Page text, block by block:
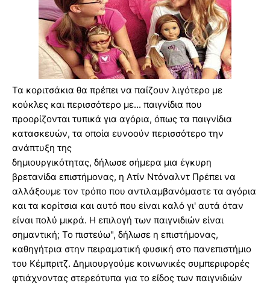
Τα κοριτσάκια θα πρέπει να παίζουν λιγότερο με
κούκλες και περισσότερο με... παιγνίδια που
προορίζονται τυπικά για αγόρια, όπως τα παιγνίδια
κατασκευών, τα οποία ευνοούν περισσότερο την
ανάπτυξη της
δημιουργικότητας, δήλωσε σήμερα μια έγκυρη
βρετανίδα επιστήμονας, η Ατίν Ντόναλντ Πρέπει να
αλλάξουμε τον τρόπο που αντιλαμβανόμαστε τα αγόρια
και τα κορίτσια και αυτό που είναι καλό γι' αυτά όταν
είναι πολύ μικρά. Η επιλογή των παιγνιδιών είναι
σημαντική; Το πιστεύω", δήλωσε η επιστήμονας,
καθηγήτρια στην πειραματική φυσική στο πανεπιστήμιο
του Κέμπριτζ. Δημιουργούμε κοινωνικές συμπεριφορές
φτιάχνοντας στερεότυπα για το είδος των παιγνιδιών